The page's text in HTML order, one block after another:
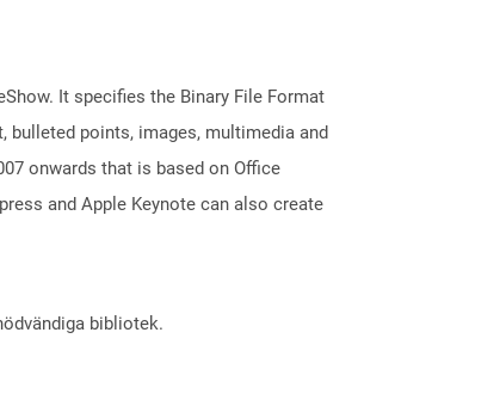
It specifies the Binary File Format
bulleted points, images, multimedia and
onwards that is based on Office
and Apple Keynote can also create
bibliotek.